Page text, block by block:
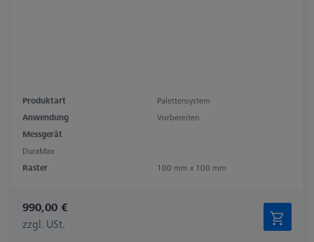
Produktart
Palettensystem
Anwendung
Vorbereiten
Messgerät
DuraMax
Raster
100 mm x 100 mm
990,00 €
zzgl. USt.